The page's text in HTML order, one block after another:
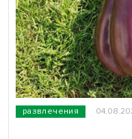
развлечения